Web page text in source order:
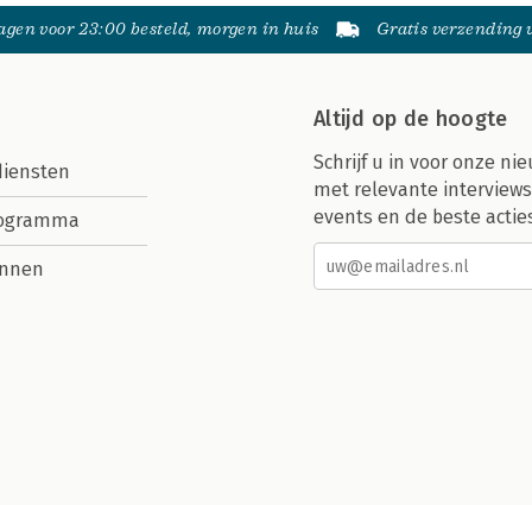
voor 23:00 besteld, morgen in huis Gratis verzending
Altijd op de hoogte
Schrijf u in voor onze
met relevante
events en de beste